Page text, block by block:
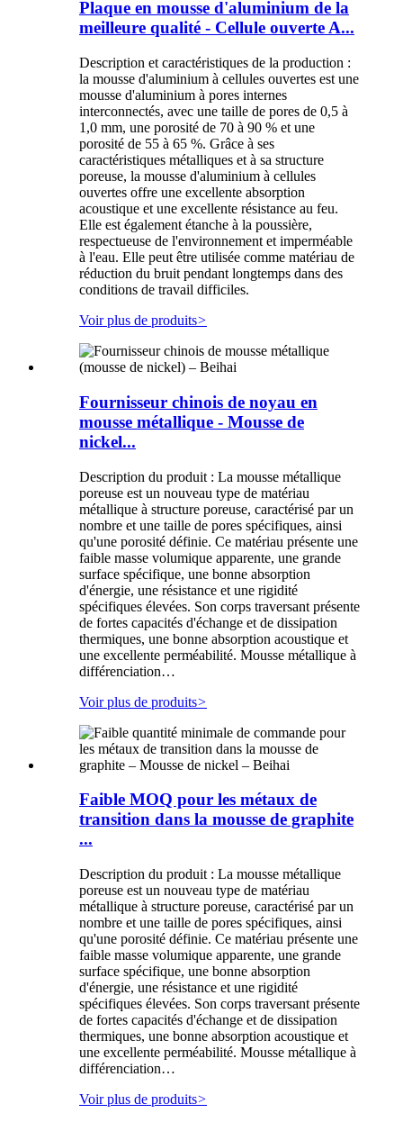
Plaque en mousse d'aluminium de la
meilleure qualité - Cellule ouverte A...
Description et caractéristiques de la production :
la mousse d'aluminium à cellules ouvertes est une
mousse d'aluminium à pores internes
interconnectés, avec une taille de pores de 0,5 à
1,0 mm, une porosité de 70 à 90 % et une
porosité de 55 à 65 %. Grâce à ses
caractéristiques métalliques et à sa structure
poreuse, la mousse d'aluminium à cellules
ouvertes offre une excellente absorption
acoustique et une excellente résistance au feu.
Elle est également étanche à la poussière,
respectueuse de l'environnement et imperméable
à l'eau. Elle peut être utilisée comme matériau de
réduction du bruit pendant longtemps dans des
conditions de travail difficiles.
Voir plus de produits>
Fournisseur chinois de noyau en
mousse métallique - Mousse de
nickel...
Description du produit : La mousse métallique
poreuse est un nouveau type de matériau
métallique à structure poreuse, caractérisé par un
nombre et une taille de pores spécifiques, ainsi
qu'une porosité définie. Ce matériau présente une
faible masse volumique apparente, une grande
surface spécifique, une bonne absorption
d'énergie, une résistance et une rigidité
spécifiques élevées. Son corps traversant présente
de fortes capacités d'échange et de dissipation
thermiques, une bonne absorption acoustique et
une excellente perméabilité. Mousse métallique à
différenciation…
Voir plus de produits>
Faible MOQ pour les métaux de
transition dans la mousse de graphite
...
Description du produit : La mousse métallique
poreuse est un nouveau type de matériau
métallique à structure poreuse, caractérisé par un
nombre et une taille de pores spécifiques, ainsi
qu'une porosité définie. Ce matériau présente une
faible masse volumique apparente, une grande
surface spécifique, une bonne absorption
d'énergie, une résistance et une rigidité
spécifiques élevées. Son corps traversant présente
de fortes capacités d'échange et de dissipation
thermiques, une bonne absorption acoustique et
une excellente perméabilité. Mousse métallique à
différenciation…
Voir plus de produits>